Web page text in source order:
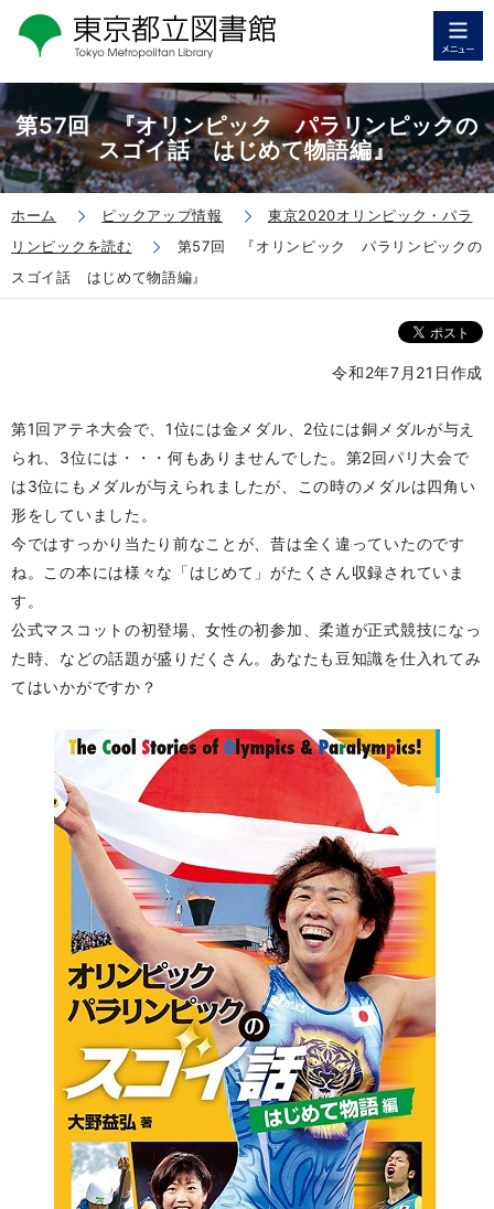
第57回 『オリンピック パラリンピックの
スゴイ話 はじめて物語編』
ホーム ピックアップ情報
東京2020オリンピック・パラ
リンピックを読む
第57回 『オリンピック パラリンピックの
スゴイ話 はじめて物語編』
令和2年7月21日作成
第1回アテネ大会で、1位には金メダル、2位には銅メダルが与え
られ、3位には・・・何もありませんでした。第2回パリ大会で
は3位にもメダルが与えられましたが、この時のメダルは四角い
形をしていました。
今ではすっかり当たり前なことが、昔は全く違っていたのです
ね。この本には様々な「はじめて」がたくさん収録されていま
す。
公式マスコットの初登場、女性の初参加、柔道が正式競技になっ
た時、などの話題が盛りだくさん。あなたも豆知識を仕入れてみ
てはいかがですか？